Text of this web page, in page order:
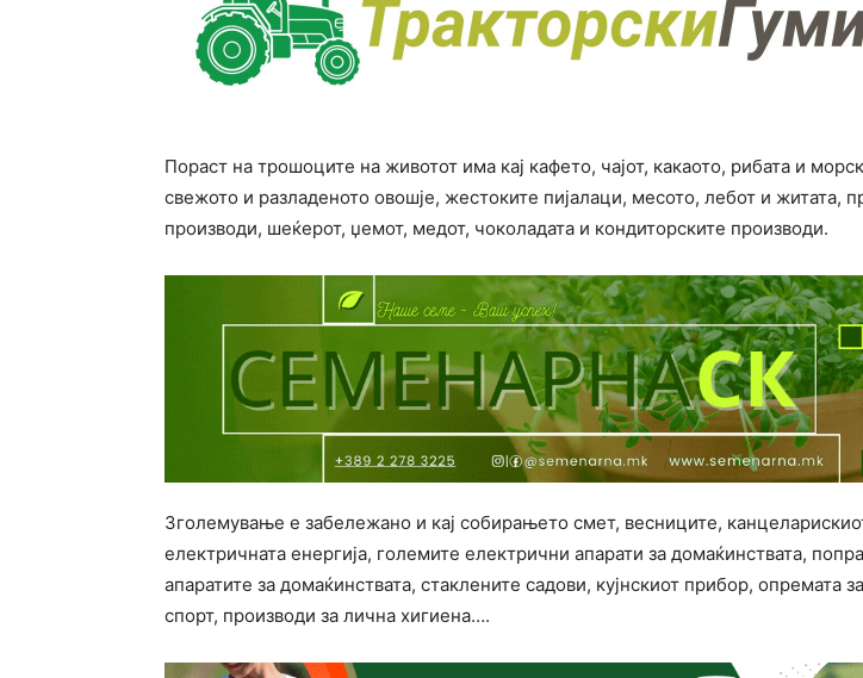
Пораст на трошоците на животот има кај кафето, чајот, какаото, рибата и
свежото и разладеното овошје, жестоките пијалаци, месото, лебот и житата,
производи, шеќерот, џемот, медот, чоколадата и кондиторските производи.
Зголемување е забележано и кај собирањето смет, весниците,
електричната енергија, големите електрични апарати за домаќинствата,
апаратите за домаќинствата, стаклените садови, кујнскиот прибор, опремата за
спорт, производи за лична хигиена….